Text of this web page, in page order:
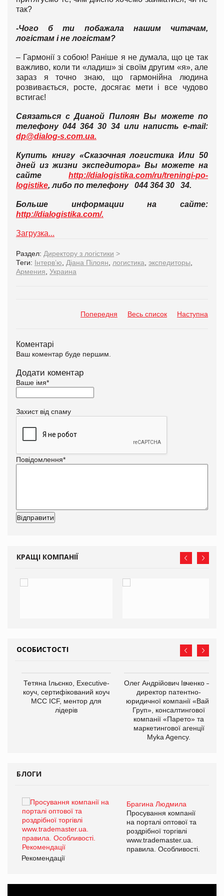
так?
-Чого б ти побажала нашим читачам,
логістам і не логістам?
– Гармонії з собою! Раніше я не думала, що це так
важливо, коли ти «ладиш» зі своїм другим «я», але
зараз я точно знаю, що гармонійна людина
розвивається, росте, досягає мети і все чудово
встигає!
Связаться с Дианой Пилоян Вы можете по
телефону 044 364 30 34 или написть e-mail:
dp@dialog-s.com.ua.
Купить книгу «Сказочная логистика Или 50
дней из жизни экспедитора» Вы можете на
сайте http://dialogistika.com/ru/treningi-po-
logistike, либо по телефону 044 364 30 34.
Больше информации на сайте:
http://dialogistika.com/.
Загрузка...
Раздел: Директору з логістики >
Теги: Інтерв’ю, Діана Пілоян, логистика, экспедиторы,
Армения, Украина
Попередня Весь список Наступна
Коментарі
Ваш коментар буде першим.
Додати коментар
Ваше імя*
Захист від спаму
Повідомлення*
КРАЩІ КОМПАНІЇ
ОСОБИСТОСТІ
Тетяна Ільєнко, Executive-
коуч, сертифікований коуч
МСС ICF, ментор для
лідерів
Олег Андрійович Івченко —
директор патентно-
юридичної компанії «Вайз
Груп», консалтингової
компанії «Парето» та
маркетингової агенції
Myka Agency.
БЛОГИ
Брагина Людмила
Просування компанії
на порталі оптової та
роздрібної торгівлі
www.trademaster.ua.
правила. Особливості.
Рекомендації